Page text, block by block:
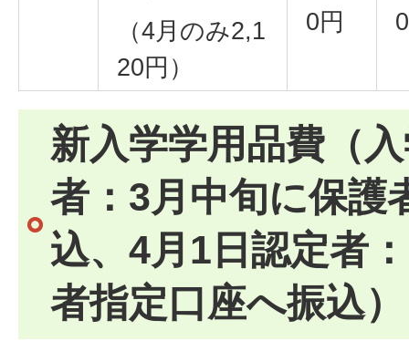
（4月のみ2,1
20円）
0円
新入学学用品費（
者：3月中旬に保護
込、4月1日認定者
者指定口座へ振込）